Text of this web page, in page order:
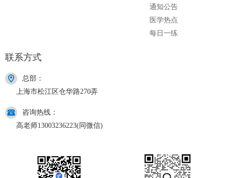
通知公告
医学热点
每日一练
联系方式
总部：
上海市松江区仓华路270弄
咨询热线：
高老师13003236223(同微信)